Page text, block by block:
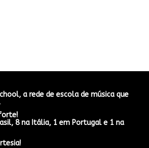
a rede de escola de música que
8 na Itália, 1 em Portugal e 1 na